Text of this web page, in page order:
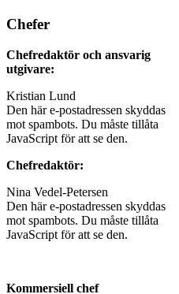
Chefer
Chefredaktör och ansvarig
utgivare:
Kristian Lund
Den här e-postadressen skyddas
mot spambots. Du måste tillåta
JavaScript för att se den.
Chefredaktör:
Nina Vedel-Petersen
Den här e-postadressen skyddas
mot spambots. Du måste tillåta
JavaScript för att se den.
Kommersiell chef